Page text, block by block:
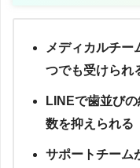
メディカルチー
つでも受けられ
LINEで歯並び
数を抑えられる
サポートチーム